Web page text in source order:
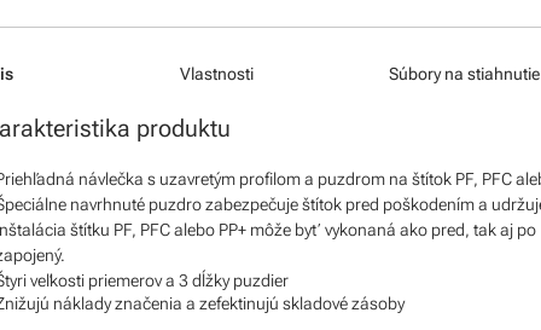
Vlastnosti Súbory na stiahnutie
produktu
návlečka s uzavretým profilom a puzdrom na štítok PF, PFC
navrhnuté puzdro zabezpečuje štítok pred poškodením a
štítku PF, PFC alebo PP+ môže byť vykonaná ako pred, tak aj
veľkosti priemerov a 3 dĺžky puzdier
náklady značenia a zefektinujú skladové zásoby